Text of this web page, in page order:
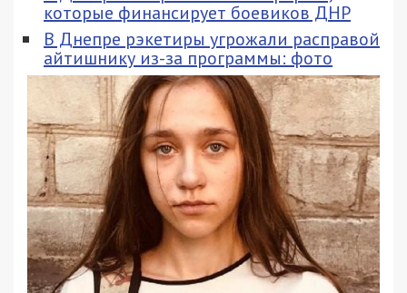
которые финансирует боевиков ДНР
В Днепре рэкетиры угрожали расправой
айтишнику из-за программы: фото